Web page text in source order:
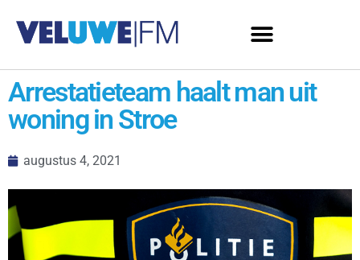
Arrestatieteam haalt man uit
woning in Stroe
augustus 4, 2021